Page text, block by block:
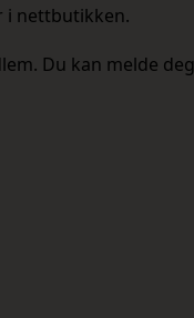
i nettbutikken.
Du kan melde deg